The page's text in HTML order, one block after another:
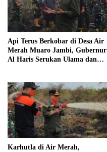
Api Terus Berkobar di Desa Air
Merah Muaro Jambi, Gubernur
Al Haris Serukan Ulama dan
Karhutla di Air Merah,